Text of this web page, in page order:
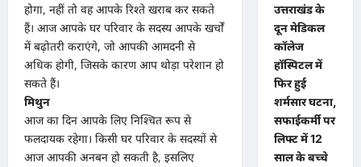
होगा, नहीं तो वह आपके रिश्ते खराब कर सकते
हैं। आज आपके घर परिवार के सदस्य आपके खर्चों
में बढ़ोतरी कराएंगे, जो आपकी आमदनी से
अधिक होगी, जिसके कारण आप थोड़ा परेशान हो
सकते हैं।
मिथुन
आज का दिन आपके लिए निश्चित रूप से
फलदायक रहेगा। किसी घर परिवार के सदस्यों से
आज आपकी अनबन हो सकती है, इसलिए
उत्तराखंड के
दून मेडिकल
कॉलेज
हॉस्पिटल में
फिर हुई
शर्मसार घटना,
सफाईकर्मी पर
लिफ्ट में 12
साल के बच्चे